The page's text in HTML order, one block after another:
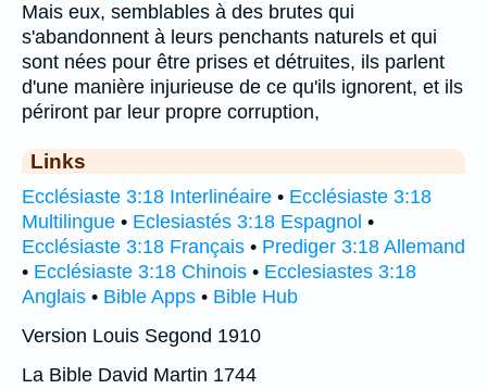
Mais eux, semblables à des brutes qui
s'abandonnent à leurs penchants naturels et qui
sont nées pour être prises et détruites, ils parlent
d'une manière injurieuse de ce qu'ils ignorent, et ils
périront par leur propre corruption,
Links
Ecclésiaste 3:18 Interlinéaire • Ecclésiaste 3:18
Multilingue • Eclesiastés 3:18 Espagnol •
Ecclésiaste 3:18 Français • Prediger 3:18 Allemand
• Ecclésiaste 3:18 Chinois • Ecclesiastes 3:18
Anglais • Bible Apps • Bible Hub
Version Louis Segond 1910
La Bible David Martin 1744